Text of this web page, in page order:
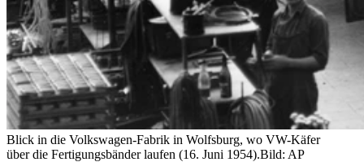
Blick in die Volkswagen-Fabrik in Wolfsburg, wo VW-Käfer
über die Fertigungsbänder laufen (16. Juni 1954).Bild: AP